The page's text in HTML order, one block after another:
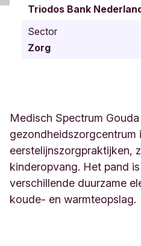
Triodos Bank
Sector
Zorg
Medisch Spectrum
gezondheidszorgcentrum
eerstelijnszorgpraktijken,
kinderopvang. Het pand
verschillende duurzame
koude- en warmteopslag.